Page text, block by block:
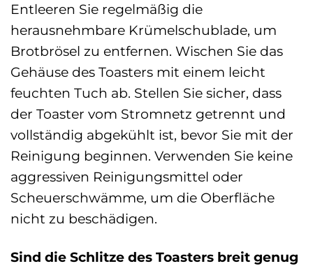
Entleeren Sie regelmäßig die
herausnehmbare Krümelschublade, um
Brotbrösel zu entfernen. Wischen Sie das
Gehäuse des Toasters mit einem leicht
feuchten Tuch ab. Stellen Sie sicher, dass
der Toaster vom Stromnetz getrennt und
vollständig abgekühlt ist, bevor Sie mit der
Reinigung beginnen. Verwenden Sie keine
aggressiven Reinigungsmittel oder
Scheuerschwämme, um die Oberfläche
nicht zu beschädigen.
Sind die Schlitze des Toasters breit genug